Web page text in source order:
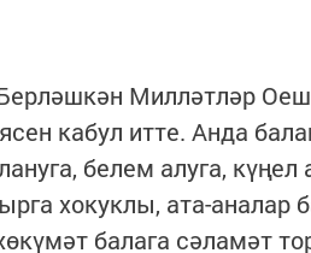
Милләтләр
кабул итте. Анда
белем алуга, күңел
хокуклы, ата-аналар
балага сәламәт